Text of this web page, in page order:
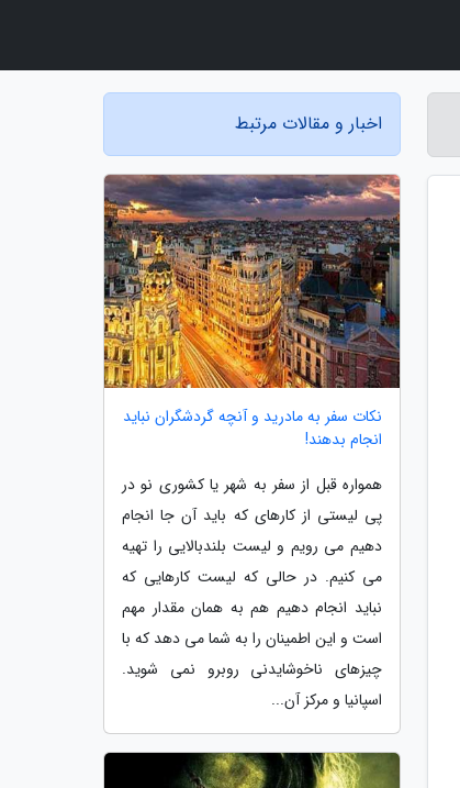
اخبار و مقالات مرتبط
نکات سفر به مادرید و آنچه گردشگران نباید
انجام بدهند!
همواره قبل از سفر به شهر یا کشوری نو در
پی لیستی از کارهای که باید آن جا انجام
دهیم می رویم و لیست بلندبالایی را تهیه
می کنیم. در حالی که لیست کارهایی که
نباید انجام دهیم هم به همان مقدار مهم
است و این اطمینان را به شما می دهد که با
چیزهای ناخوشایدنی روبرو نمی شوید.
اسپانیا و مرکز آن...